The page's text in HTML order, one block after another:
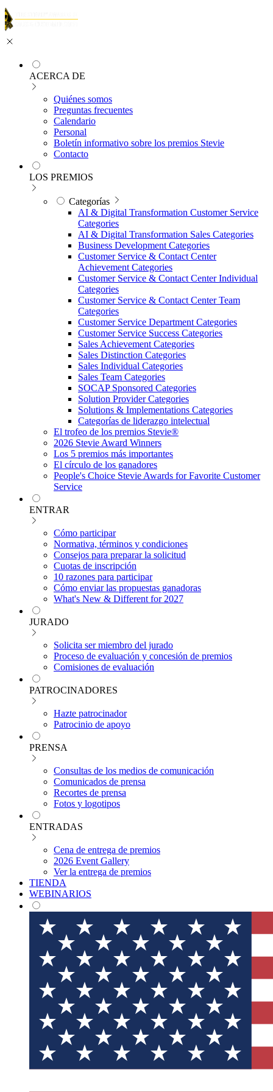
ACERCA DE
Quiénes somos
Preguntas frecuentes
Calendario
Personal
Boletín informativo sobre los premios Stevie
Contacto
LOS PREMIOS
Categorías
AI & Digital Transformation Customer Service
Categories
AI & Digital Transformation Sales Categories
Business Development Categories
Customer Service & Contact Center
Achievement Categories
Customer Service & Contact Center Individual
Categories
Customer Service & Contact Center Team
Categories
Customer Service Department Categories
Customer Service Success Categories
Sales Achievement Categories
Sales Distinction Categories
Sales Individual Categories
Sales Team Categories
SOCAP Sponsored Categories
Solution Provider Categories
Solutions & Implementations Categories
Categorías de liderazgo intelectual
El trofeo de los premios Stevie®
2026 Stevie Award Winners
Los 5 premios más importantes
El círculo de los ganadores
People's Choice Stevie Awards for Favorite Customer
Service
ENTRAR
Cómo participar
Normativa, términos y condiciones
Consejos para preparar la solicitud
Cuotas de inscripción
10 razones para participar
Cómo enviar las propuestas ganadoras
What's New & Different for 2027
JURADO
Solicita ser miembro del jurado
Proceso de evaluación y concesión de premios
Comisiones de evaluación
PATROCINADORES
Hazte patrocinador
Patrocinio de apoyo
PRENSA
Consultas de los medios de comunicación
Comunicados de prensa
Recortes de prensa
Fotos y logotipos
ENTRADAS
Cena de entrega de premios
2026 Event Gallery
Ver la entrega de premios
TIENDA
WEBINARIOS